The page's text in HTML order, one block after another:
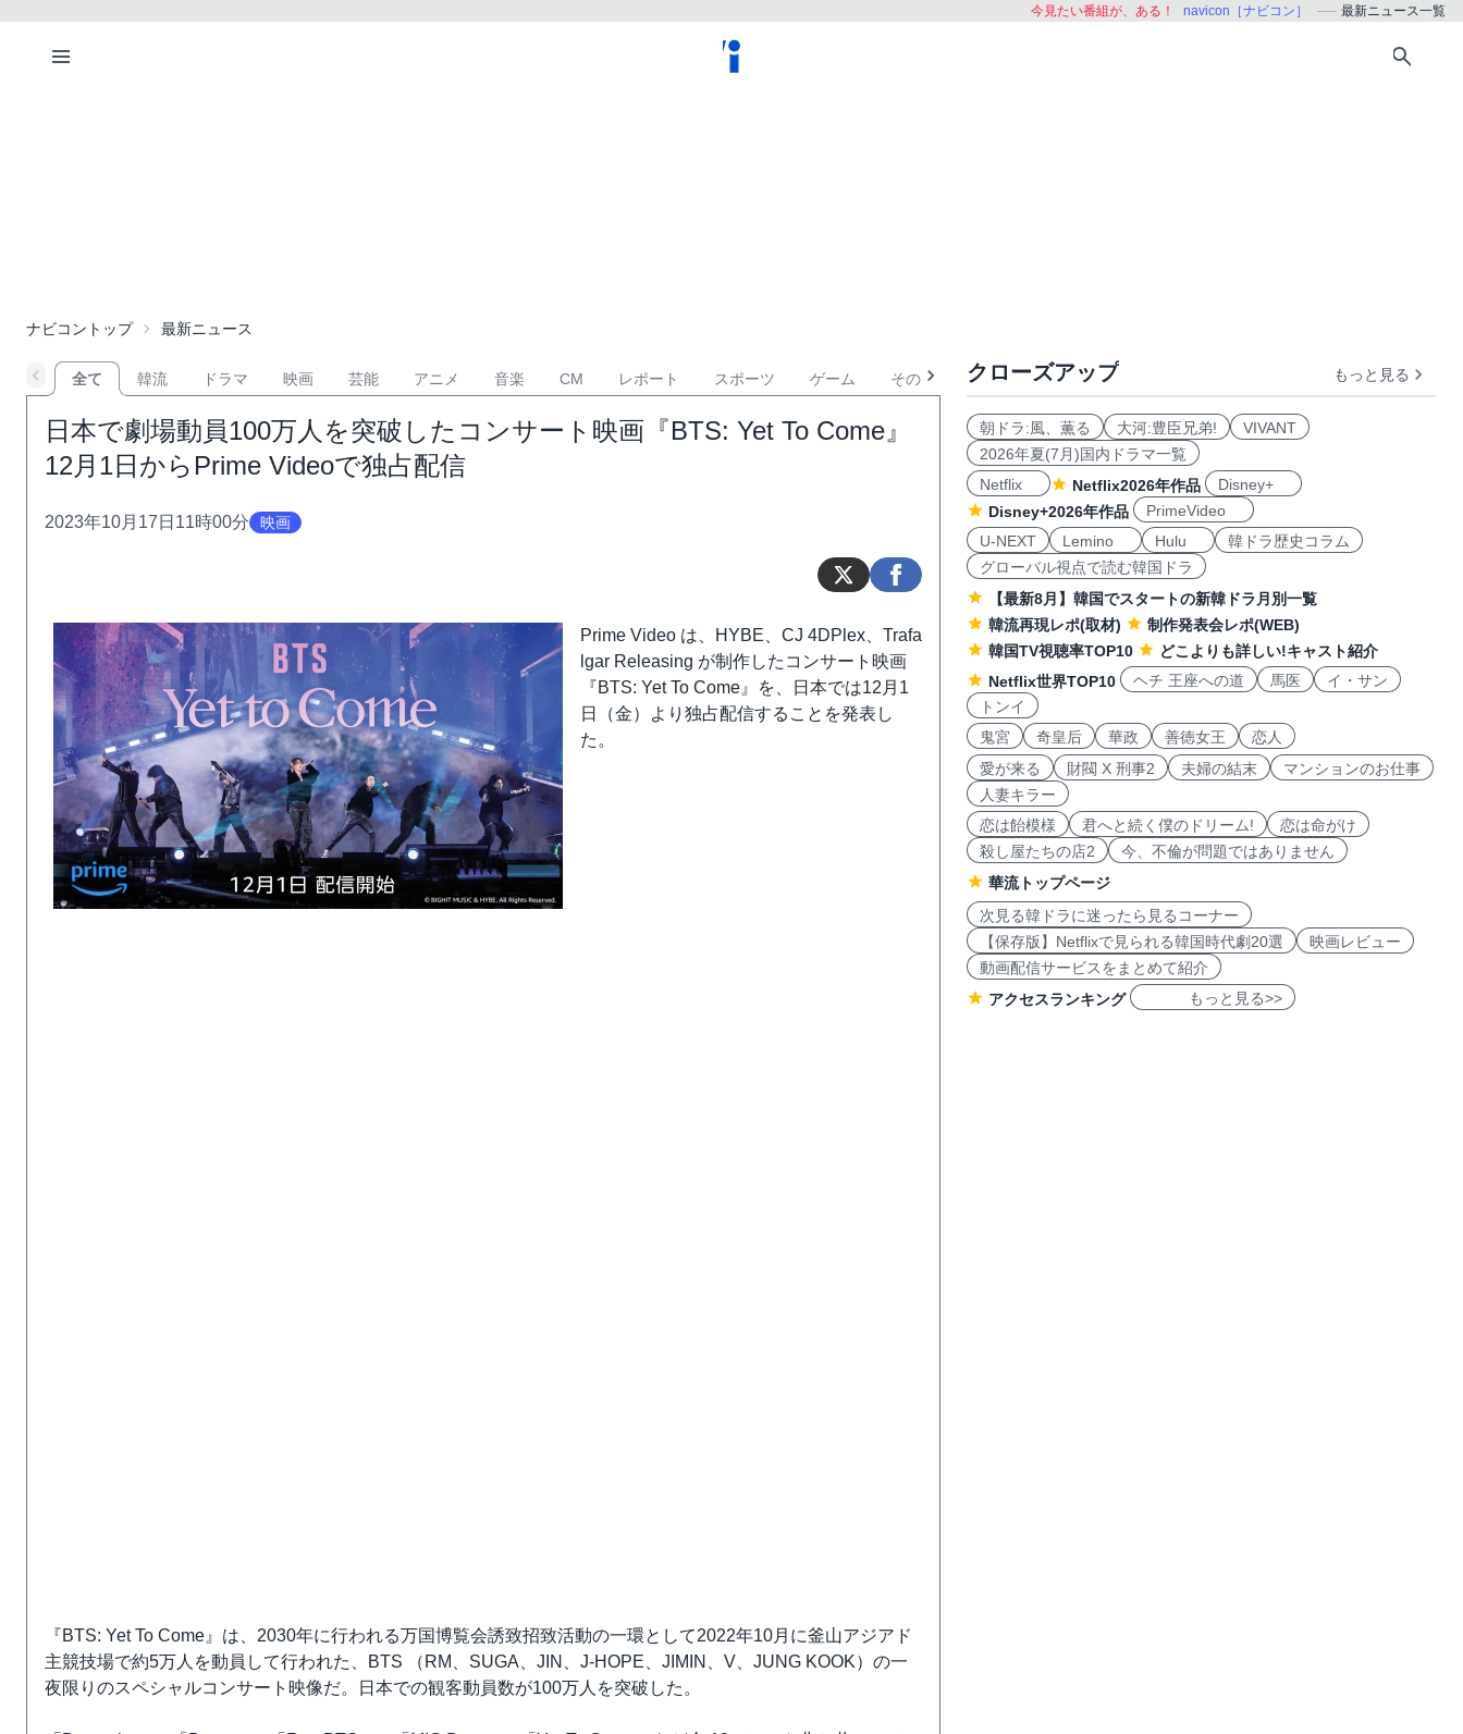
今見たい番組が、ある！ navicon［ナビコン］ 最新ニュース一覧
ナビコントップ 最新ニュース
全て 韓流 ドラマ 映画 芸能 アニメ 音楽 CM レポート スポーツ ゲーム その他
日本で劇場動員100万人を突破したコンサート映画『BTS: Yet To Come』
12月1日からPrime Videoで独占配信
2023年10月17日11時00分 映画
Prime Video は、HYBE、CJ 4DPlex、Trafa
lgar Releasing が制作したコンサート映画
『BTS: Yet To Come』を、日本では12月1
日（金）より独占配信することを発表し
た。
『BTS: Yet To Come』は、2030年に行われる万国博覧会誘致招致活動の一環として2022年10月に釜山アジアド
主競技場で約5万人を動員して行われた、BTS （RM、SUGA、JIN、J-HOPE、JIMIN、V、JUNG KOOK）の一
夜限りのスペシャルコンサート映像だ。日本での観客動員数が100万人を突破した。
クローズアップ もっと見る
朝ドラ:風、薫る 大河:豊臣兄弟!
VIVANT
2026年夏(7月)国内ドラマ一覧
Netflix
Netflix2026年作品
Disney+
Disney+2026年作品
PrimeVideo
U-NEXT
Lemino Hulu
韓ドラ歴史コラム
グローバル視点で読む韓国ドラ
【最新8月】韓国でスタートの新韓ドラ月別一覧
韓流再現レポ(取材)
制作発表会レポ(WEB)
韓国TV視聴率TOP10
どこよりも詳しい!キャスト紹介
Netflix世界TOP10
ヘチ 王座への道 馬医
イ・サン
トンイ
鬼宮
奇皇后 華政 善徳女王
恋人
愛が来る
財閥 X 刑事2 夫婦の結末
マンションのお仕事
人妻キラー
恋は飴模様
君へと続く僕のドリーム!
恋は命がけ
殺し屋たちの店2
今、不倫が問題ではありません
華流トップページ
次見る韓ドラに迷ったら見るコーナー
【保存版】Netflixで見られる韓国時代劇20選
映画レビュー
動画配信サービスをまとめて紹介
アクセスランキング
もっと見る>>